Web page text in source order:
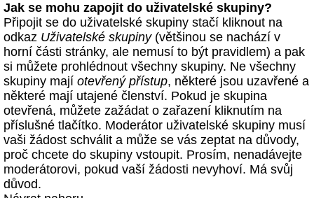
Jak se mohu zapojit do uživatelské skupiny?
Připojit se do uživatelské skupiny stačí kliknout na
odkaz Uživatelské skupiny(většinou se nachází v
horní části stránky, ale nemusí to být pravidlem) a pak
si můžete prohlédnout všechny skupiny. Ne všechny
skupiny mají otevřený přístup, některé jsou uzavřené a
některé mají utajené členství. Pokud je skupina
otevřená, můžete zažádat o zařazení kliknutím na
příslušné tlačítko. Moderátor uživatelské skupiny musí
vaši žádost schválit a může se vás zeptat na důvody,
proč chcete do skupiny vstoupit. Prosím, nenadávejte
moderátorovi, pokud vaší žádosti nevyhoví. Má svůj
důvod.